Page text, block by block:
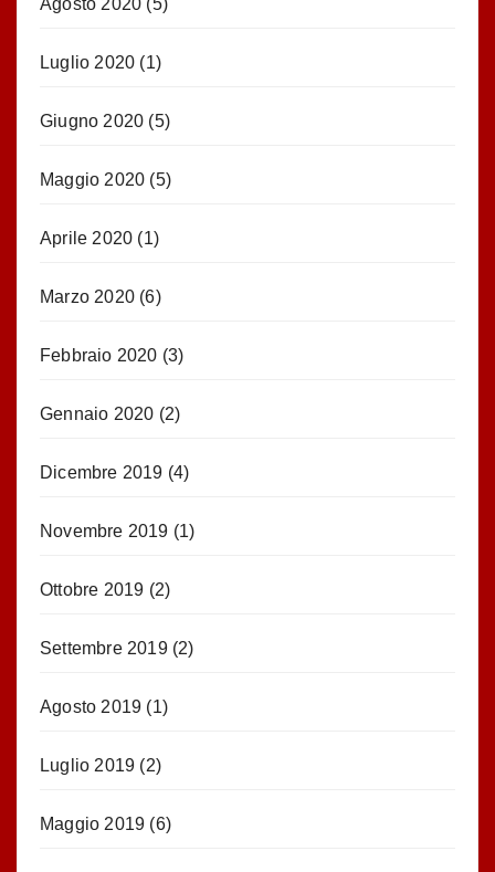
Agosto 2020 (5)
Luglio 2020 (1)
Giugno 2020 (5)
Maggio 2020 (5)
Aprile 2020 (1)
Marzo 2020 (6)
Febbraio 2020 (3)
Gennaio 2020 (2)
Dicembre 2019 (4)
Novembre 2019 (1)
Ottobre 2019 (2)
Settembre 2019(2)
Agosto 2019 (1)
Luglio 2019 (2)
Maggio 2019 (6)